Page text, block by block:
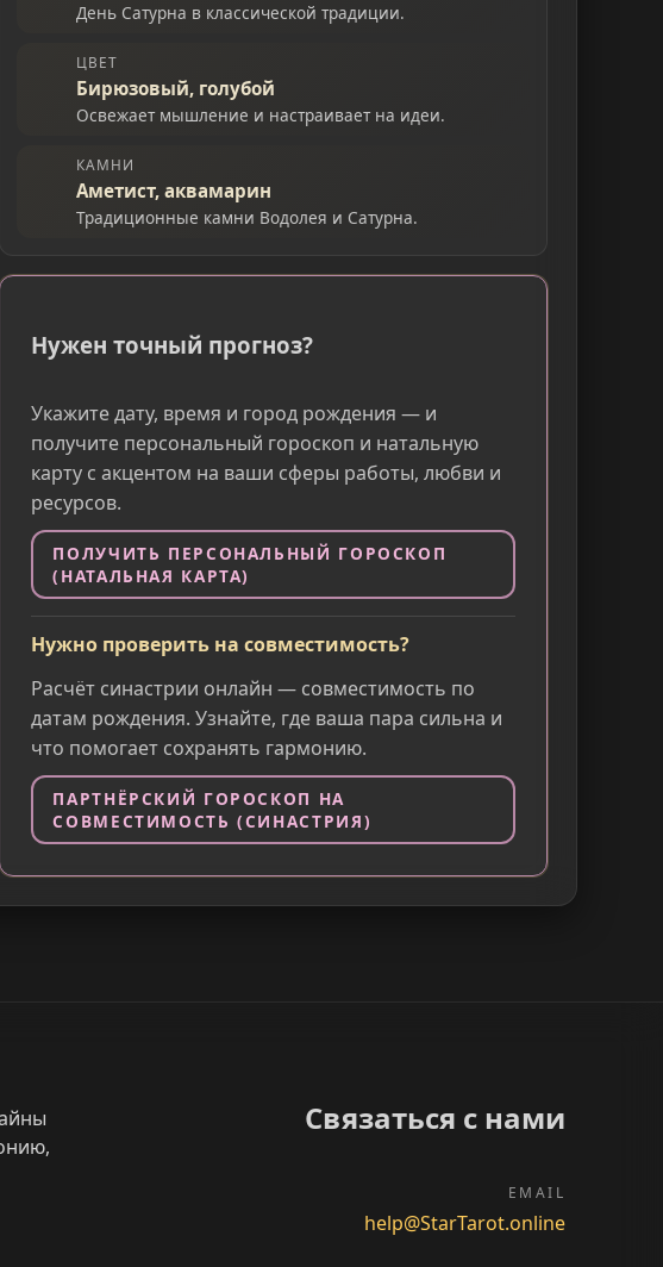
День Сатурна в классической традиции.
ЦВЕТ
Бирюзовый, голубой
Освежает мышление и настраивает на идеи.
КАМНИ
Аметист, аквамарин
Традиционные камни Водолея и Сатурна.
Нужен точный прогноз?
Укажите дату, время и город рождения — и
получите персональный гороскоп и натальную
карту с акцентом на ваши сферы работы, любви и
ресурсов.
ПОЛУЧИТЬ ПЕРСОНАЛЬНЫЙ ГОРОСКОП
(НАТАЛЬНАЯ КАРТА)
Нужно проверить на совместимость?
Расчёт синастрии онлайн — совместимость по
датам рождения. Узнайте, где ваша пара сильна и
что помогает сохранять гармонию.
ПАРТНЁРСКИЙ ГОРОСКОП НА
СОВМЕСТИМОСТЬ (СИНАСТРИЯ)
Связаться с нами
EMAIL
help@StarTarot.online